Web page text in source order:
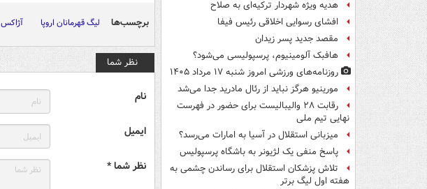
هدیه ویژه شهردار ترکیه‌ای به صلاح
افشای رسوایی اخلاقی رئیس فیفا
مقصد جدید پسر زیدان
هافبک آلومینیوم، پرسپولیسی می‌شود؟
روزنامه‌های ورزشی امروز ‌شنبه ۱۷ مرداد ۱۴۰۵
مورینیو هرگز نباید از رئال مادرید جدا می‌شد
رقابت ۲۸ والیبالیست برای حضور در فهرست
نهایی تیم ملی
میزبانی استقلال در آسیا به امارات می‌رسد؟
پاسخ منفی یک لژیونر به باشگاه پرسپولیس
تلاش پزشکان استقلال برای رساندن چشمی به
هفته اول لیگ برتر
برچسب‌ها لیگ قهرمانان اروپا آژاکس
نظر شما
نام
ایمیل
نظر شما *